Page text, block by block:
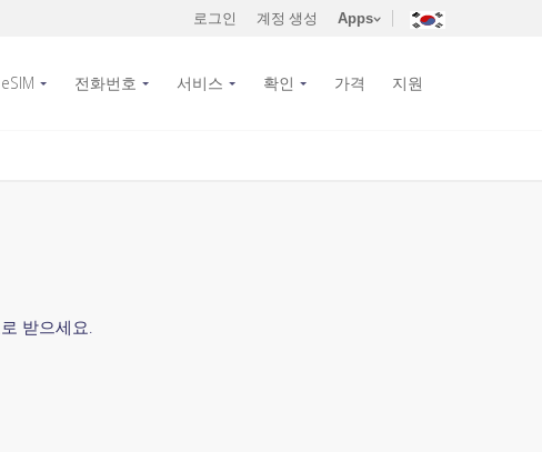
로그인 계정 생성 Apps
eSIM 전화번호 서비스 확인 가격 지원
받으세요.